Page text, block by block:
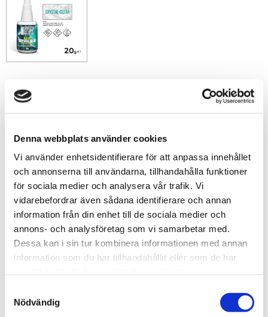
Denna webbplats använder cookies
Vi använder enhetsidentifierare för att anpassa innehållet
och annonserna till användarna, tillhandahålla funktioner
för sociala medier och analysera vår trafik. Vi
vidarebefordrar även sådana identifierare och annan
information från din enhet till de sociala medier och
annons- och analysföretag som vi samarbetar med.
Dessa kan i sin tur kombinera informationen med annan
information som du har tillhandahållit eller som de har
Nödvändig
69sek
Lägg till i favoriter
Lagerstatus
Artikelnr
Tillv. artikelnr
8435646538983ES
Leveranstid
skickas från oss inom 0-1 vardagar
Green Stuff Worlds
Acrylic Crystal Glue (20 g)
, ett akryllim speciellt